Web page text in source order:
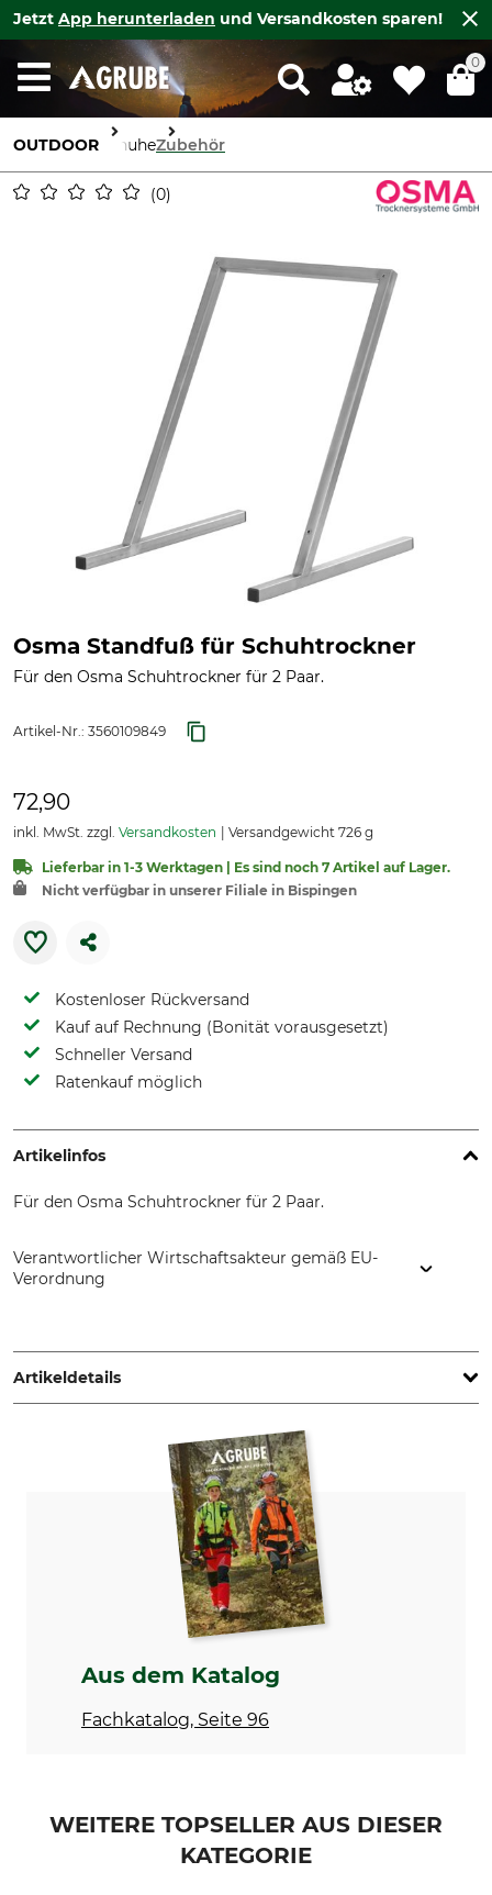
Jetzt App herunterladen und Versandkosten sparen!
0
OUTDOOR SchuheZubehör
0
Osma Standfuß für Schuhtrockner
Für den Osma Schuhtrockner für 2 Paar.
Artikel-Nr.: 3560109849
72,90
inkl. MwSt. zzgl. Versandkosten Versandgewicht 726 g
Lieferbar in 1-3 Werktagen | Es sind noch 7 Artikel auf Lager.
Nicht verfügbar in unserer Filiale in Bispingen
Kostenloser Rückversand
Kauf auf Rechnung (Bonität vorausgesetzt)
Schneller Versand
Ratenkauf möglich
Artikelinfos
Für den Osma Schuhtrockner für 2 Paar.
Verantwortlicher Wirtschaftsakteur gemäß EU-
Verordnung
Obervellach, Austria, www.osma.at
Artikeldetails
Produkttyp
Standfuß
Modellbezeichnung
Für
Damen
Herren
Aus dem Katalog
Fachkatalog, Seite 96
WEITERE TOPSELLER AUS DIESER
KATEGORIE